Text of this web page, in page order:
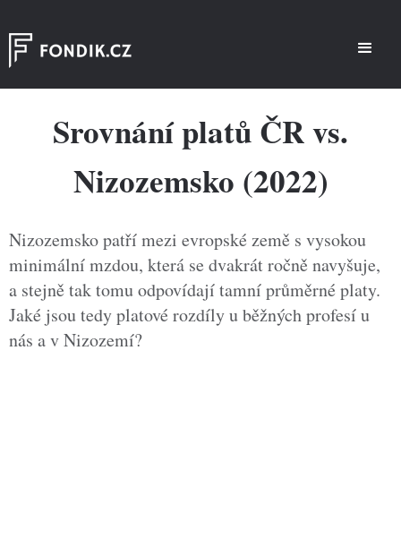
Srovnání platů ČR vs.
Nizozemsko (2022)
Nizozemsko patří mezi evropské země s vysokou
minimální mzdou, která se dvakrát ročně navyšuje,
a stejně tak tomu odpovídají tamní průměrné platy.
Jaké jsou tedy platové rozdíly u běžných profesí u
nás a v Nizozemí?